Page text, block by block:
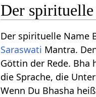
Der spirituelle
Der spirituelle Name
Saraswati Mantra.
Göttin der Rede. Bha
die Sprache, die
Wenn Du Bhasha